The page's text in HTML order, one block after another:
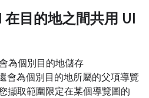
目的地之間共用 UI
為個別目的地儲存
會為個別目的地所屬的父項導覽
擷取範圍限定在某個導覽圖的